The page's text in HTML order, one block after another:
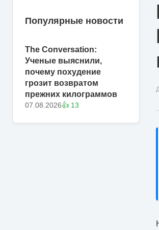
Популярные новости
The Conversation:
Ученые выяснили,
почему похудение
грозит возвратом
прежних килограммов
07.08.2026👍 13